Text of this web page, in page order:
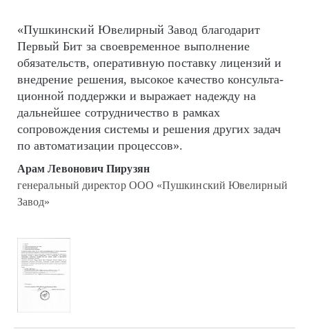
«Пушкинский Ювелирный Завод благодарит
Первый Бит за своевременное выполнение
обязательств, оперативную поставку лицензий и
внедрение решения, высокое качество кон­суль­та­
цион­ной поддержки и выражает надежду на
дальнейшее сотрудничество в рамках
сопровождения системы и решения других задач
по автоматизации процессов».
Арам Левонович Пирузян
генеральный директор ООО «Пушкинский Ювелирный
Завод»